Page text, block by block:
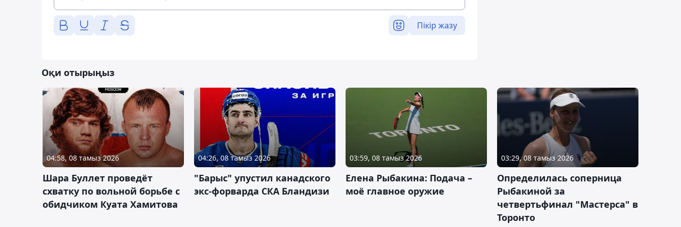
Пікір жазу
Оқи отырыңыз
04:58, 08 тамыз 2026
Шара Буллет проведёт
схватку по вольной борьбе с
обидчиком Куата Хамитова
04:26, 08 тамыз 2026
"Барыс" упустил канадского
экс-форварда СКА Бландизи
03:59, 08 тамыз 2026
Елена Рыбакина: Подача –
моё главное оружие
03:29, 08 тамыз 2026
Определилась соперница
Рыбакиной за
четвертьфинал "Мастерса" в
Торонто